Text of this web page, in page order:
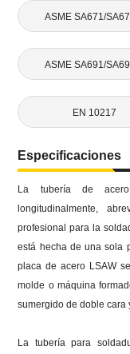
ASME SA671/
ASME SA691/
EN 10217
Especificaciones
La tubería de
longitudinalmente,
profesional para la
está hecha de una sola
placa de acero LSAW
molde o máquina
sumergido de doble cara
La tubería para